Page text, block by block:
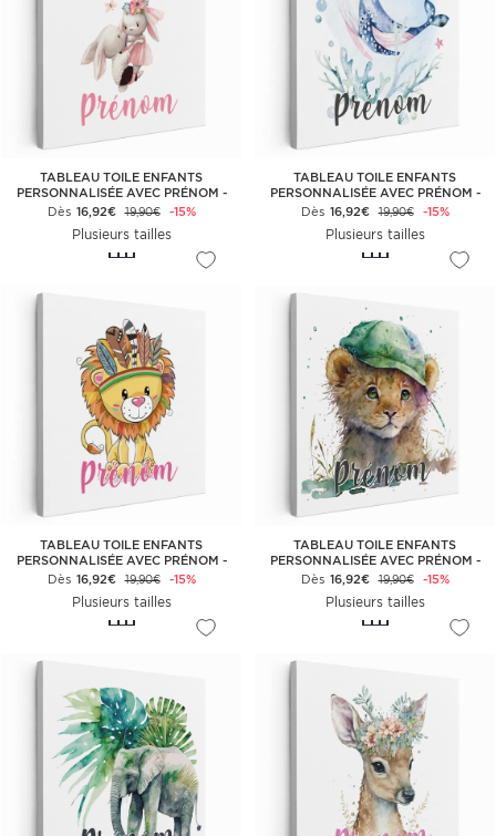
TABLEAU TOILE ENFANTS
PERSONNALISÉE AVEC PRÉNOM -
LAPINS PARAPLUIE
Dès 16,92€ 19,90€ -15%
Plusieurs tailles
TABLEAU TOILE ENFANTS
PERSONNALISÉE AVEC PRÉNOM -
BALEINE
Dès 16,92€ 19,90€ -15%
Plusieurs tailles
TABLEAU TOILE ENFANTS
PERSONNALISÉE AVEC PRÉNOM -
LION INDIEN
Dès 16,92€ 19,90€ -15%
Plusieurs tailles
TABLEAU TOILE ENFANTS
PERSONNALISÉE AVEC PRÉNOM -
LIONCEAU CASQUETTE
Dès 16,92€ 19,90€ -15%
Plusieurs tailles